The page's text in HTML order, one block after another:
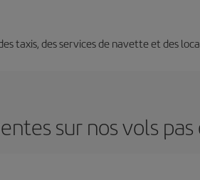
taxis, des services de navette et des
sur nos vols